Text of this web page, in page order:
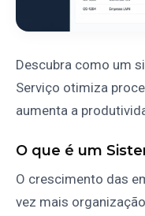
Descubra como um
Serviço otimiza
aumenta a
O que é um
O crescimento das
vez mais